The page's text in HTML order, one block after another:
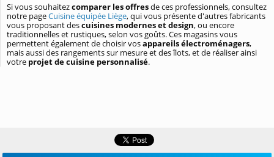
Si vous souhaitezcomparer les offresde ces professionnels, consultez
notre pageCuisine équipée Liège, qui vous présente d'autres fabricants
vous proposant descuisines modernes et design, ou encore
traditionnelles et rustiques, selon vos goûts. Ces magasins vous
permettent également de choisir vosappareils électroménagers,
mais aussi des rangements sur mesure et des îlots, et de réaliser ainsi
votre projet de cuisine personnalisé.